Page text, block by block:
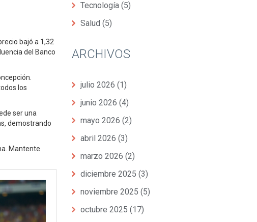
bajó a 1,32
del Banco
los
ser una
demostrando
Mantente
Tecnología (5)
Salud (5)
ARCHIVOS
julio 2026 (1)
junio 2026 (4)
mayo 2026 (2)
abril 2026 (3)
marzo 2026 (2)
diciembre 2025 (3)
noviembre 2025 (5)
octubre 2025 (17)